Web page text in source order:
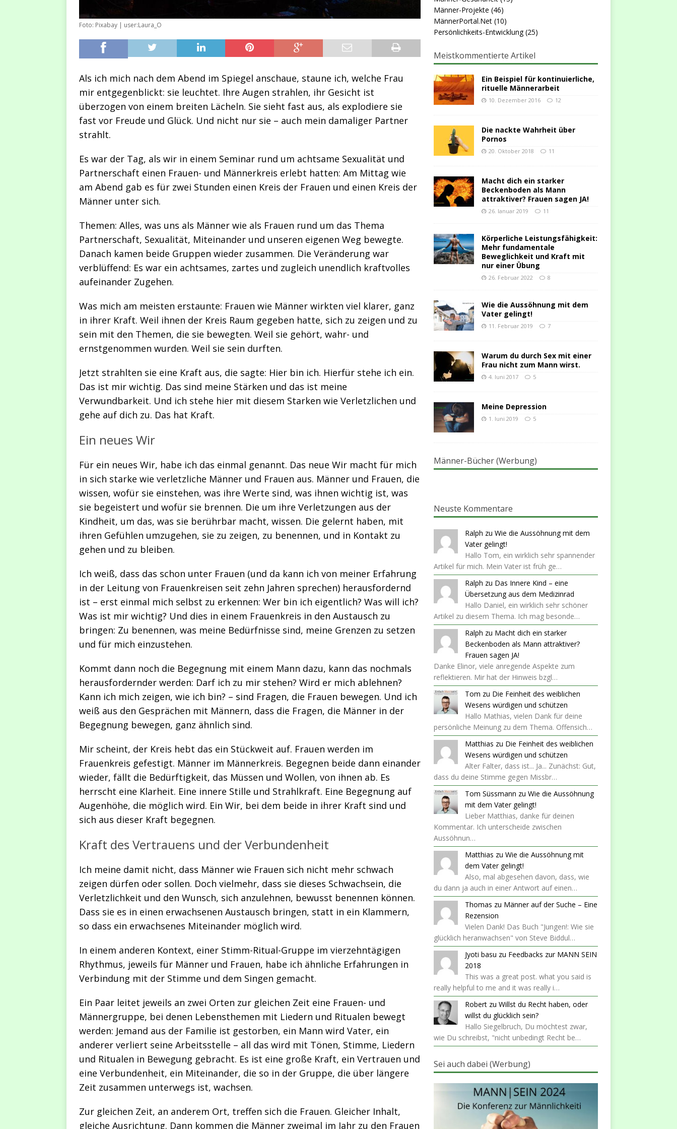
Foto: Pixabay | user:Laura_O
Als ich mich nach dem Abend im Spiegel anschaue, staune ich, welche Frau
mir entgegenblickt: sie leuchtet. Ihre Augen strahlen, ihr Gesicht ist
überzogen von einem breiten Lächeln. Sie sieht fast aus, als explodiere sie
fast vor Freude und Glück. Und nicht nur sie – auch mein damaliger Partner
strahlt.
Es war der Tag, als wir in einem Seminar rund um achtsame Sexualität und
Partnerschaft einen Frauen- und Männerkreis erlebt hatten: Am Mittag wie
am Abend gab es für zwei Stunden einen Kreis der Frauen und einen Kreis der
Männer unter sich.
Themen: Alles, was uns als Männer wie als Frauen rund um das Thema
Partnerschaft, Sexualität, Miteinander und unseren eigenen Weg bewegte.
Danach kamen beide Gruppen wieder zusammen. Die Veränderung war
verblüffend: Es war ein achtsames, zartes und zugleich unendlich kraftvolles
aufeinander Zugehen.
Was mich am meisten erstaunte: Frauen wie Männer wirkten viel klarer, ganz
in ihrer Kraft. Weil ihnen der Kreis Raum gegeben hatte, sich zu zeigen und zu
sein mit den Themen, die sie bewegten. Weil sie gehört, wahr- und
ernstgenommen wurden. Weil sie sein durften.
Jetzt strahlten sie eine Kraft aus, die sagte: Hier bin ich. Hierfür stehe ich ein.
Das ist mir wichtig. Das sind meine Stärken und das ist meine
Verwundbarkeit. Und ich stehe hier mit diesem Starken wie Verletzlichen und
gehe auf dich zu. Das hat Kraft.
Ein neues Wir
Für ein neues Wir, habe ich das einmal genannt. Das neue Wir macht für mich
in sich starke wie verletzliche Männer und Frauen aus. Männer und Frauen, die
wissen, wofür sie einstehen, was ihre Werte sind, was ihnen wichtig ist, was
sie begeistert und wofür sie brennen. Die um ihre Verletzungen aus der
Kindheit, um das, was sie berührbar macht, wissen. Die gelernt haben, mit
ihren Gefühlen umzugehen, sie zu zeigen, zu benennen, und in Kontakt zu
gehen und zu bleiben.
Ich weiß, dass das schon unter Frauen (und da kann ich von meiner Erfahrung
in der Leitung von Frauenkreisen seit zehn Jahren sprechen) herausfordernd
ist – erst einmal mich selbst zu erkennen: Wer bin ich eigentlich? Was will ich?
Was ist mir wichtig? Und dies in einem Frauenkreis in den Austausch zu
bringen: Zu benennen, was meine Bedürfnisse sind, meine Grenzen zu setzen
und für mich einzustehen.
Kommt dann noch die Begegnung mit einem Mann dazu, kann das nochmals
herausfordernder werden: Darf ich zu mir stehen? Wird er mich ablehnen?
Kann ich mich zeigen, wie ich bin? – sind Fragen, die Frauen bewegen. Und ich
weiß aus den Gesprächen mit Männern, dass die Fragen, die Männer in der
Begegnung bewegen, ganz ähnlich sind.
Mir scheint, der Kreis hebt das ein Stückweit auf. Frauen werden im
Frauenkreis gefestigt. Männer im Männerkreis. Begegnen beide dann einander
wieder, fällt die Bedürftigkeit, das Müssen und Wollen, von ihnen ab. Es
herrscht eine Klarheit. Eine innere Stille und Strahlkraft. Eine Begegnung auf
Augenhöhe, die möglich wird. Ein Wir, bei dem beide in ihrer Kraft sind und
sich aus dieser Kraft begegnen.
Kraft des Vertrauens und der Verbundenheit
Ich meine damit nicht, dass Männer wie Frauen sich nicht mehr schwach
zeigen dürfen oder sollen. Doch vielmehr, dass sie dieses Schwachsein, die
Verletzlichkeit und den Wunsch, sich anzulehnen, bewusst benennen können.
Dass sie es in einen erwachsenen Austausch bringen, statt in ein Klammern,
so dass ein erwachsenes Miteinander möglich wird.
In einem anderen Kontext, einer Stimm-Ritual-Gruppe im vierzehntägigen
Rhythmus, jeweils für Männer und Frauen, habe ich ähnliche Erfahrungen in
Verbindung mit der Stimme und dem Singen gemacht.
Ein Paar leitet jeweils an zwei Orten zur gleichen Zeit eine Frauen- und
Männergruppe, bei denen Lebensthemen mit Liedern und Ritualen bewegt
werden: Jemand aus der Familie ist gestorben, ein Mann wird Vater, ein
anderer verliert seine Arbeitsstelle – all das wird mit Tönen, Stimme, Liedern
und Ritualen in Bewegung gebracht. Es ist eine große Kraft, ein Vertrauen und
eine Verbundenheit, ein Miteinander, die so in der Gruppe, die über längere
Zeit zusammen unterwegs ist, wachsen.
Zur gleichen Zeit, an anderem Ort, treffen sich die Frauen. Gleicher Inhalt,
gleiche Ausrichtung. Dann kommen die Männer zweimal im Jahr zu den Frauen
Männer-Projekte (46)
MännerPortal.Net(10)
Persönlichkeits-Entwicklung(25)
Meistkommentierte Artikel
Ein Beispiel für kontinuierliche,
rituelle Männerarbeit
10. Dezember 2016 12
Die nackte Wahrheit über
Pornos
20. Oktober 2018 11
Macht dich ein starker
Beckenboden als Mann
attraktiver? Frauen sagen JA!
26. Januar 2019 11
Körperliche Leistungsfähigkeit:
Mehr fundamentale
Beweglichkeit und Kraft mit
nur einer Übung
26. Februar 2022 8
Wie die Aussöhnung mit dem
Vater gelingt!
11. Februar 2019 7
Warum du durch Sex mit einer
Frau nicht zum Mann wirst.
4. Juni 2017 5
Meine Depression
1. Juni 2019 5
Männer-Bücher (Werbung)
Neuste Kommentare
Ralph zu Wie die Aussöhnung mit dem
Vater gelingt!
Hallo Tom, ein wirklich sehr spannender
Artikel für mich. Mein Vater ist früh ge…
Ralph zu Das Innere Kind – eine
Übersetzung aus dem Medizinrad
Hallo Daniel, ein wirklich sehr schöner
Artikel zu diesem Thema. Ich mag besonde…
Ralph zu Macht dich ein starker
Beckenboden als Mann attraktiver?
Frauen sagen JA!
Danke Elinor, viele anregende Aspekte zum
reflektieren. Mir hat der Hinweis bzgl…
Tom zu Die Feinheit des weiblichen
Wesens würdigen und schützen
Hallo Mathias, vielen Dank für deine
persönliche Meinung zu dem Thema. Offensich…
Matthias zu Die Feinheit des weiblichen
Wesens würdigen und schützen
Alter Falter, dass ist... Ja... Zunächst: Gut,
dass du deine Stimme gegen Missbr…
Tom Süssmann zu Wie die Aussöhnung
mit dem Vater gelingt!
Lieber Matthias, danke für deinen
Kommentar. Ich unterscheide zwischen
Aussöhnun…
Matthias zu Wie die Aussöhnung mit
dem Vater gelingt!
Also, mal abgesehen davon, dass, wie
du dann ja auch in einer Antwort auf einen…
Thomas zu Männer auf der Suche – Eine
Rezension
Vielen Dank! Das Buch "Jungen!: Wie sie
glücklich heranwachsen" von Steve Biddul…
Jyoti basu zu Feedbacks zur MANN SEIN
2018
This was a great post. what you said is
really helpful to me and it was really i…
Robert zu Willst du Recht haben, oder
willst du glücklich sein?
Hallo Siegelbruch, Du möchtest zwar,
wie Du schreibst, "nicht unbedingt Recht be…
Sei auch dabei (Werbung)